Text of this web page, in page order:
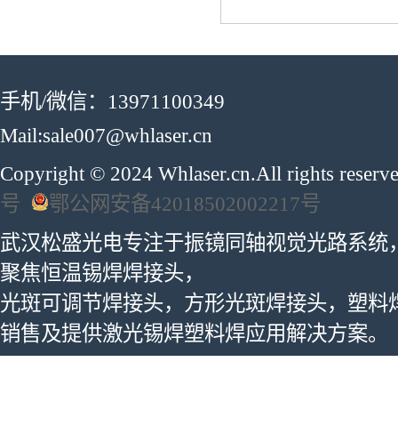
手机/微信：13971100349
Mail:sale007@whlaser.cn
Copyright © 2024 Whlaser.cn.All rights
号
鄂公网安备42018502002217号
武汉松盛光电专注于振镜同轴视觉光路系统
聚焦恒温锡焊焊接头，
光斑可调节焊接头，方形光斑焊接头，塑料
销售及提供激光锡焊塑料焊应用解决方案。